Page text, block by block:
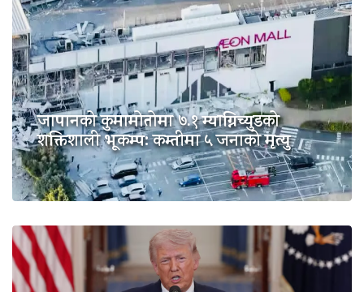
जापानको कुमामोतोमा ७.१ म्याग्निच्युडको
शक्तिशाली भूकम्प: कम्तीमा ५ जनाको मृत्यु